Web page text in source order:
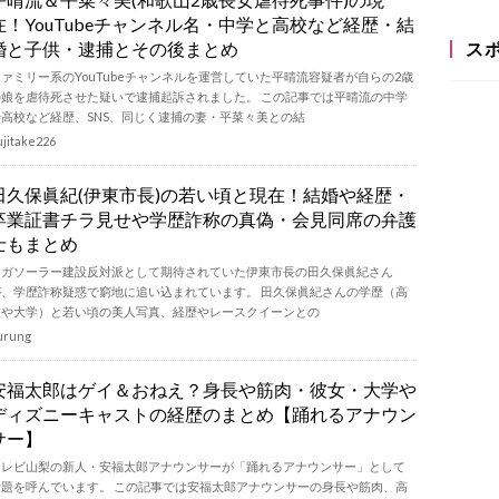
！YouTubeチャンネル名・中学と高校など経歴・結
と子供・逮捕とその後まとめ
ミリー系のYouTubeチャンネルを運営していた平晴流容疑者が自らの2歳
を虐待死させた疑いで逮捕起訴されました。 この記事では平晴流の中学
校など経歴、SNS、同じく逮捕の妻・平菜々美との結
久保眞紀(伊東市長)の若い頃と現在！結婚や経歴・
業証書チラ見せや学歴詐称の真偽・会見同席の弁護
もまとめ
ソーラー建設反対派として期待されていた伊東市長の田久保眞紀さん
学歴詐称疑惑で窮地に追い込まれています。 田久保眞紀さんの学歴（高
大学）と若い頃の美人写真、経歴やレースクイーンとの
福太郎はゲイ＆おねえ？身長や筋肉・彼女・大学や
ィズニーキャストの経歴のまとめ【踊れるアナウン
】
ビ山梨の新人・安福太郎アナウンサーが「踊れるアナウンサー」として
を呼んでいます。 この記事では安福太郎アナウンサーの身長や筋肉、高
ス